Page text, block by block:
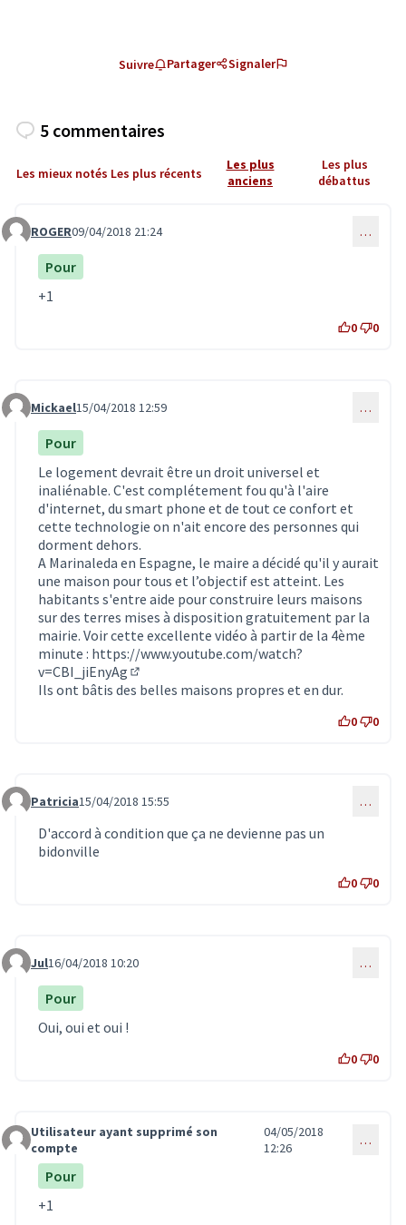
Suivre Partager Signaler
5 commentaires
Les mieux notés Les plus récents
Les plus
anciens
Les plus
débattus
Commentaire 510
ROGER09/04/2018 21:24 …
Pour
+1
0 0
Commentaire 602
Mickael15/04/2018 12:59 …
Pour
Le logement devrait être un droit universel et
inaliénable. C'est complétement fou qu'à l'aire
d'internet, du smart phone et de tout ce confort et
cette technologie on n'ait encore des personnes qui
dorment dehors.
A Marinaleda en Espagne, le maire a décidé qu'il y aurait
une maison pour tous et l’objectif est atteint. Les
habitants s'entre aide pour construire leurs maisons
sur des terres mises à disposition gratuitement par la
mairie. Voir cette excellente vidéo à partir de la 4ème
minute : https://www.youtube.com/watch?
v=CBI_jiEnyAg
(Lien externe)
Ils ont bâtis des belles maisons propres et en dur.
0 0
Commentaire 614
Patricia15/04/2018 15:55 …
D'accord à condition que ça ne devienne pas un
bidonville
0 0
Commentaire 624
Jul16/04/2018 10:20 …
Pour
Oui, oui et oui !
0 0
Commentaire 686
Utilisateur ayant supprimé son
compte
04/05/2018
12:26
…
Pour
+1